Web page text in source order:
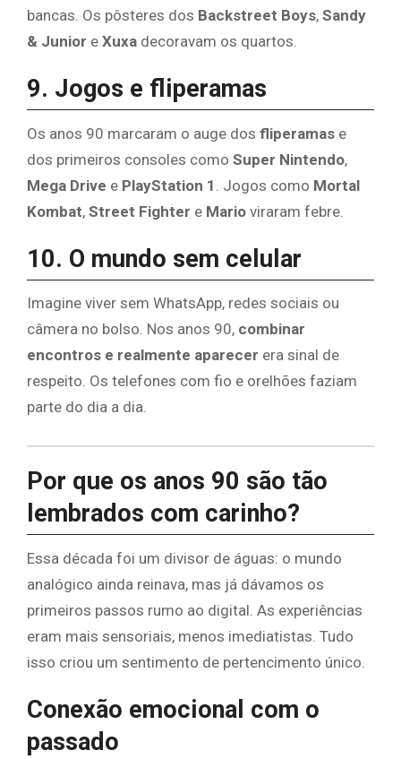
bancas. Os pôsteres dos Backstreet Boys, Sandy
& Junior e Xuxa decoravam os quartos.
9. Jogos e fliperamas
Os anos 90 marcaram o auge dos fliperamas e
dos primeiros consoles como Super Nintendo,
Mega Drive e PlayStation 1 . Jogos como Mortal
Kombat, Street Fighter e Mario viraram febre.
10. O mundo sem celular
Imagine viver sem WhatsApp, redes sociais ou
câmera no bolso. Nos anos 90, combinar
encontros e realmente aparecer era sinal de
respeito. Os telefones com fio e orelhões faziam
parte do dia a dia.
Por que os anos 90 são tão
lembrados com carinho?
Essa década foi um divisor de águas: o mundo
analógico ainda reinava, mas já dávamos os
primeiros passos rumo ao digital. As experiências
eram mais sensoriais, menos imediatistas. Tudo
isso criou um sentimento de pertencimento único.
Conexão emocional com o
passado